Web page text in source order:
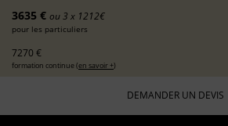
3635 € ou 3 x 1212€
pour les particuliers
7270 €
formation continue (en savoir +)
DEMANDER UN DEVIS